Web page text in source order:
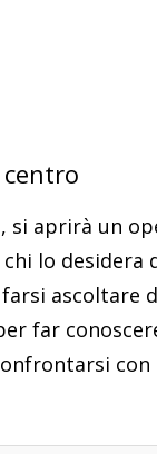
si aprirà un
chi lo desidera
ascoltare
far